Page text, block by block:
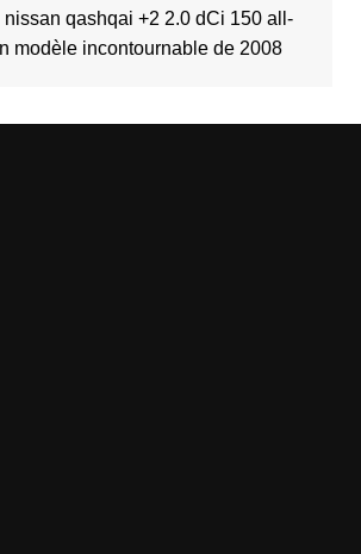
qashqai +2 2.0 dCi 150 all-
modèle incontournable de 2008